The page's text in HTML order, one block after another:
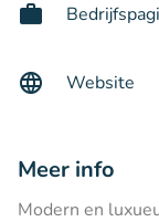
Website
Meer info
Modern en